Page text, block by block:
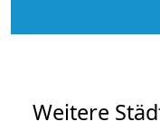
Weitere